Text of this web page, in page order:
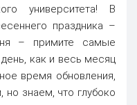
университета! В
праздника –
– примите самые
как и весь месяц
время обновления,
знаем, что глубоко